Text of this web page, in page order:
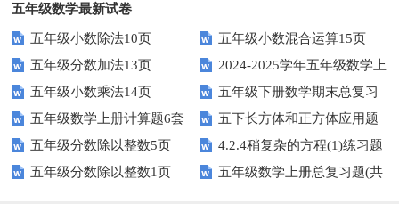
五年级数学最新试卷
五年级小数除法10页
五年级小数混合运算15页
五年级分数加法13页
2024-2025学年五年级数学上
册期末素养测评卷（考试版A4
人教版）
五年级小数乘法14页
五年级下册数学期末总复习
题——选择题专项练习
五年级数学上册计算题6套
五下长方体和正方体应用题
专项训练
五年级分数除以整数5页
4.2.4稍复杂的方程(1)练习题
及答案
五年级分数除以整数1页
五年级数学上册总复习题(共